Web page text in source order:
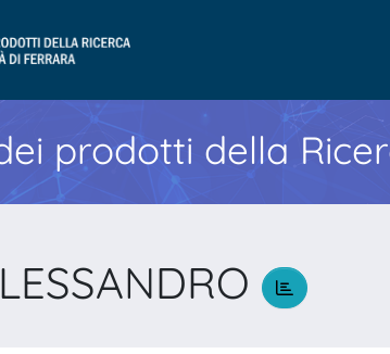
prodotti della